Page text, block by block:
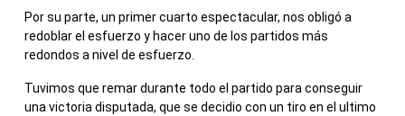
Por su parte, un primer cuarto espectacular, nos obligó a
redoblar el esfuerzo y hacer uno de los partidos más
redondos a nivel de esfuerzo.
Tuvimos que remar durante todo el partido para conseguir
una victoria disputada, que se decidio con un tiro en el ultimo